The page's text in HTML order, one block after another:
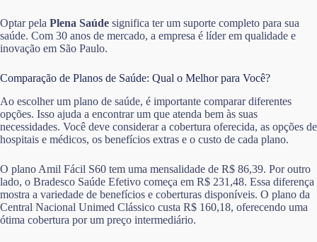
Optar pela Plena Saúde significa ter um suporte completo para sua
saúde. Com 30 anos de mercado, a empresa é líder em qualidade e
inovação em São Paulo.
Comparação de Planos de Saúde: Qual o Melhor para Você?
Ao escolher um plano de saúde, é importante comparar diferentes
opções. Isso ajuda a encontrar um que atenda bem às suas
necessidades. Você deve considerar a cobertura oferecida, as opções de
hospitais e médicos, os benefícios extras e o custo de cada plano.
O plano Amil Fácil S60 tem uma mensalidade de R$ 86,39. Por outro
lado, o Bradesco Saúde Efetivo começa em R$ 231,48. Essa diferença
mostra a variedade de benefícios e coberturas disponíveis. O plano da
Central Nacional Unimed Clássico custa R$ 160,18, oferecendo uma
ótima cobertura por um preço intermediário.